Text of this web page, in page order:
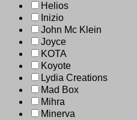
Helios
Inizio
John Mc Klein
Joyce
KOTA
Koyote
Lydia Creations
Mad Box
Mihra
Minerva